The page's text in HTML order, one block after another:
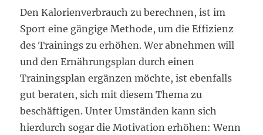
Den Kalorienverbrauch zu berechnen, ist im
Sport eine gängige Methode, um die Effizienz
des Trainings zu erhöhen. Wer abnehmen will
und den Ernährungsplan durch einen
Trainingsplan ergänzen möchte, ist ebenfalls
gut beraten, sich mit diesem Thema zu
beschäftigen. Unter Umständen kann sich
hierdurch sogar die Motivation erhöhen: Wenn